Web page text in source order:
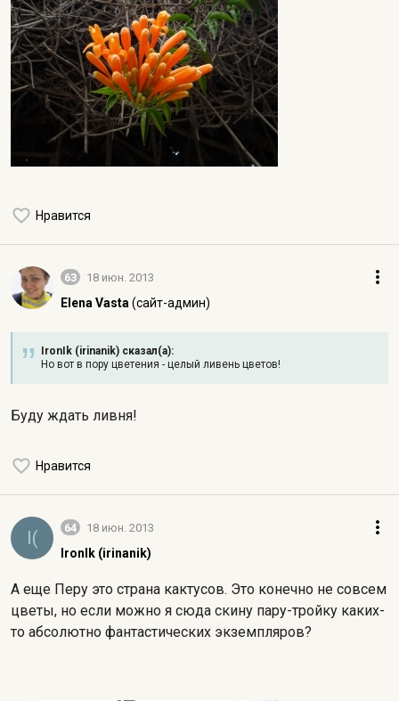
Нравится
63 18 июн. 2013
Elena Vasta (сайт-админ)
IronIk (irinanik) сказал(а):
Но вот в пору цветения - целый ливень цветов!
Буду ждать ливня!
Нравится
I( 64 18 июн. 2013
IronIk (irinanik)
А еще Перу это страна кактусов. Это конечно не совсем
цветы, но если можно я сюда скину пару-тройку каких-
то абсолютно фантастических экземпляров?